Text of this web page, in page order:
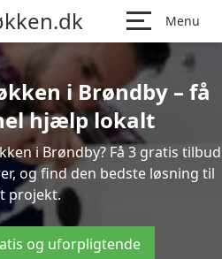
Menu
i Brøndby – få
hjælp lokalt
i Brøndby? Få 3 gratis tilbud
og find den bedste løsning til
projekt.
og uforpligtende